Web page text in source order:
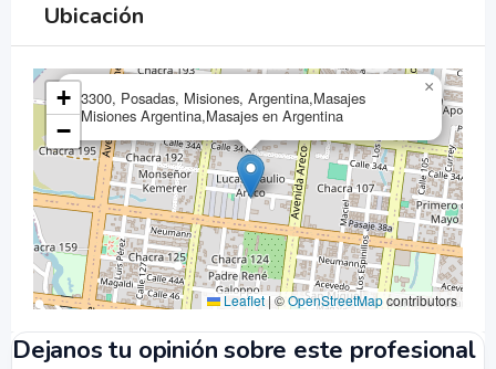
Ubicación
3300, Posadas, Misiones, Argentina,Masajes
Misiones Argentina,Masajes en Argentina
×
+
−
Leaflet | ©OpenStreetMapcontributors
Dejanos tu opinión sobre este profesional